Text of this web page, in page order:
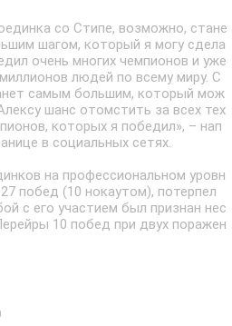
со Стипе, возможно, стане
шагом, который я могу сдела
очень многих чемпионов и уже
людей по всему миру. С
самым большим, который мож
шанс отомстить за всех тех
которых я победил», – нап
в социальных сетях.
на профессиональном уровн
побед (10 нокаутом), потерпел
с его участием был признан нес
10 побед при двух поражен